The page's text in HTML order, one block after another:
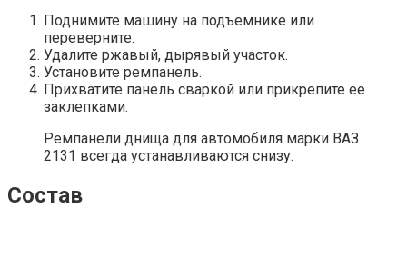
Поднимите машину на подъемнике или
переверните.
Удалите ржавый, дырявый участок.
Установите ремпанель.
Прихватите панель сваркой или прикрепите ее
заклепками.
Ремпанели днища для автомобиля марки ВАЗ
2131 всегда устанавливаются снизу.
Состав